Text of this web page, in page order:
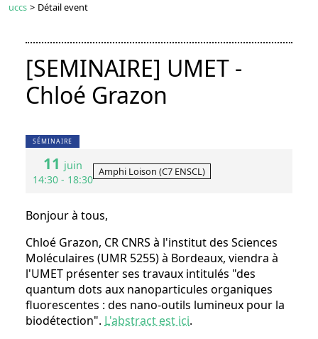
uccs > Détail event
[SEMINAIRE] UMET -
Chloé Grazon
SÉMINAIRE
11 juin
14:30 - 18:30
Amphi Loison (C7 ENSCL)
Bonjour à tous,
Chloé Grazon, CR CNRS à l'institut des Sciences
Moléculaires (UMR 5255) à Bordeaux, viendra à
l'UMET présenter ses travaux intitulés "des
quantum dots aux nanoparticules organiques
fluorescentes : des nano-outils lumineux pour la
biodétection". L'abstract est ici.